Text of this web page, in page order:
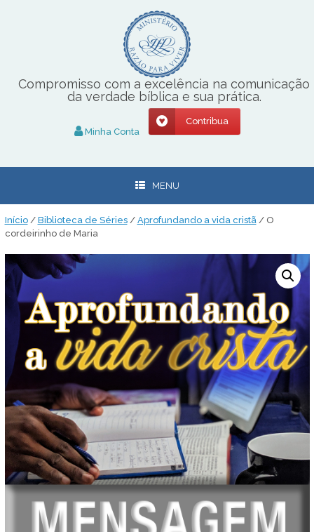
Compromisso com a excelência na comunicação
da verdade bíblica e sua prática.
Minha Conta
Contribua
MENU
Início/ Biblioteca de Séries/ Aprofundando a vida cristã / O
cordeirinho de Maria